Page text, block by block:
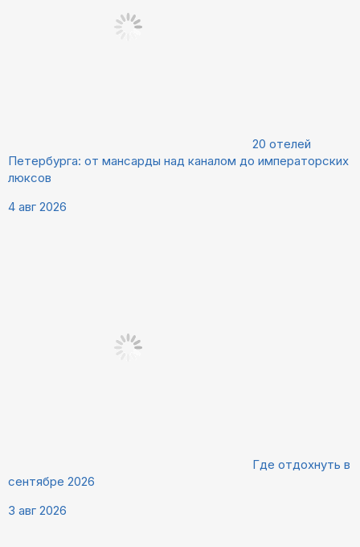
20 отелей
Петербурга: от мансарды над каналом до императорских
люксов
4 авг 2026
Где отдохнуть в
сентябре 2026
3 авг 2026